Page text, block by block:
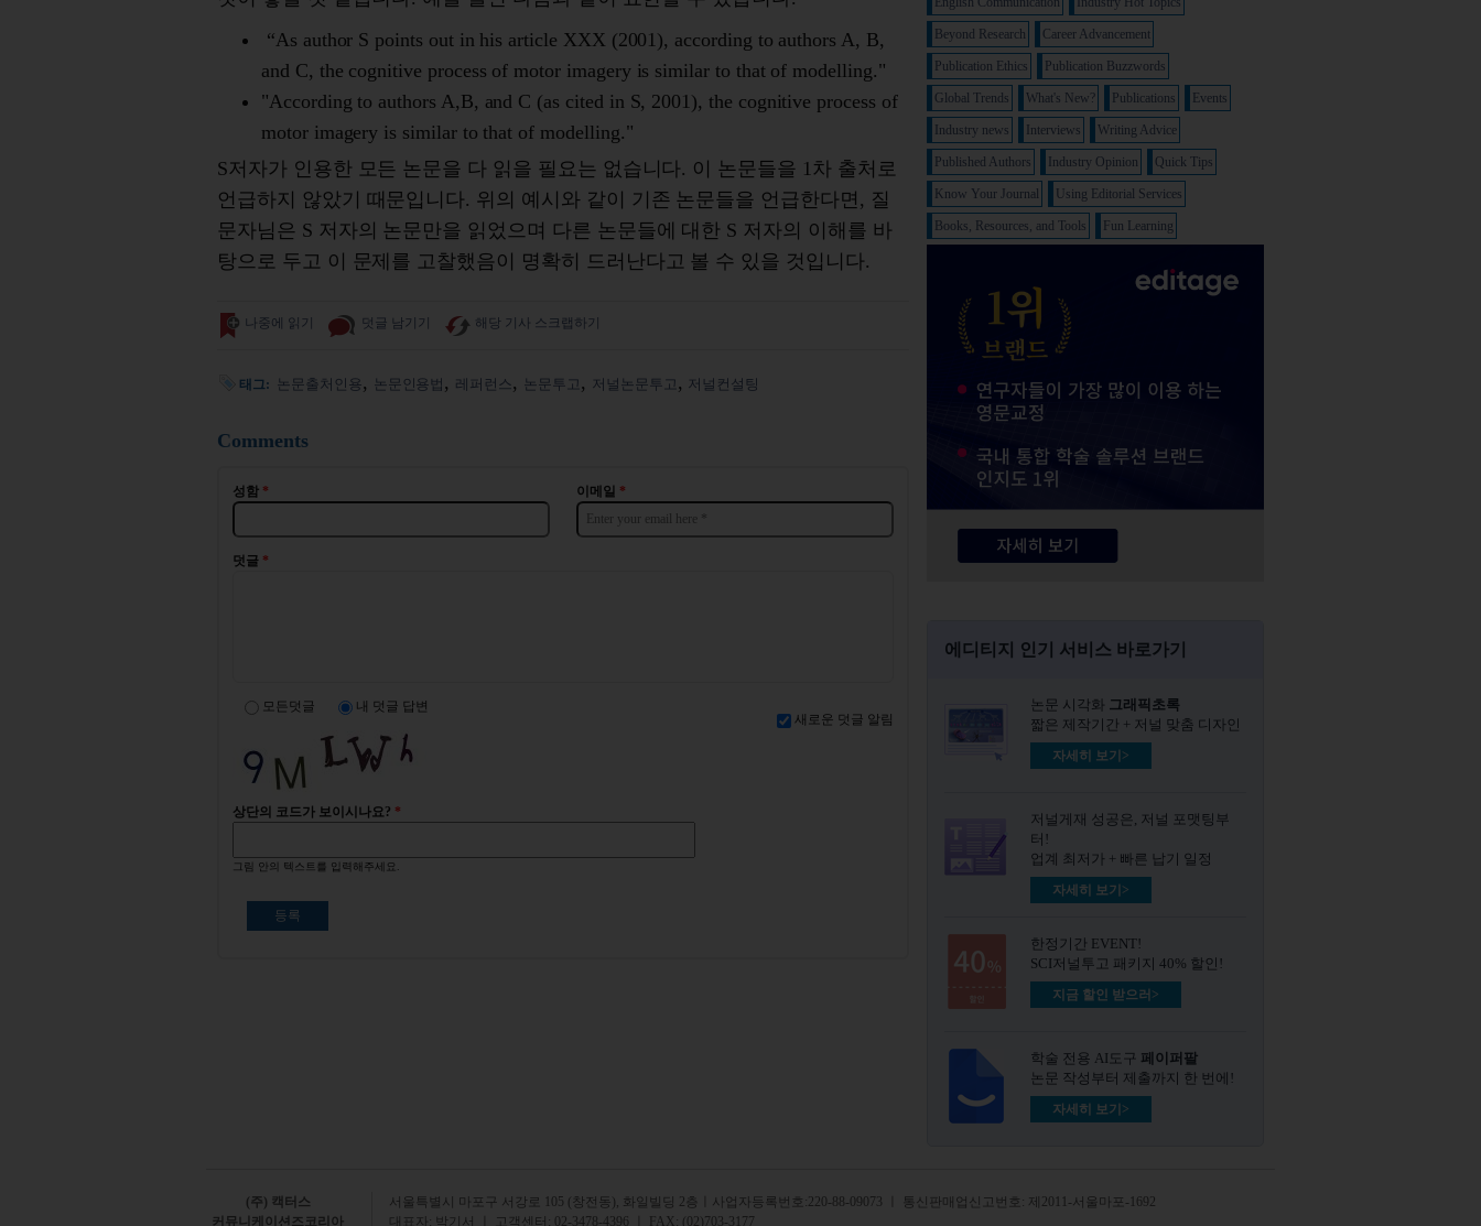
“As author S points out in his article XXX (2001), according to authors A, B,
and C, the cognitive process of motor imagery is similar to that of modelling."
"According to authors A,B, and C (as cited in S, 2001), the cognitive process of
motor imagery is similar to that of modelling."
S저자가 인용한 모든 논문을 다 읽을 필요는 없습니다. 이 논문들을 1차 출처로
언급하지 않았기 때문입니다. 위의 예시와 같이 기존 논문들을 언급한다면, 질
문자님은 S 저자의 논문만을 읽었으며 다른 논문들에 대한 S 저자의 이해를 바
탕으로 두고 이 문제를 고찰했음이 명확히 드러난다고 볼 수 있을 것입니다.
나중에 읽기 덧글 남기기 해당 기사 스크랩하기
태그: 논문출처인용 논문인용법 레퍼런스 논문투고 저널논문투고 저널컨설팅
Comments
성함 * 이메일 *
덧글 *
새로운 덧글 알림
모든덧글 내 덧글 답변
상단의 코드가 보이시나요? *
그림 안의 텍스트를 입력해주세요.
Beyond Research Career Advancement
Publication Ethics Publication Buzzwords
Global Trends What's New? Publications Events
Industry news Interviews Writing Advice
Published Authors Industry Opinion Quick Tips
Know Your Journal Using Editorial Services
Books, Resources, and Tools Fun Learning
에디티지 인기 서비스 바로가기
논문 시각화 그래픽초록​
짧은 제작기간 + 저널 맞춤 디자인
자세히 보기>
저널게재 성공은, 저널 포맷팅부
터!
업계 최저가 + 빠른 납기 일정
자세히 보기>
한정기간 EVENT!
SCI저널투고 패키지 40% 할인!
지금 할인 받으러>
학술 전용 AI도구 페이퍼팔
논문 작성부터 제출까지 한 번에!
자세히 보기>
(주) 캑터스
커뮤니케이션즈코리아
서 울특별시 마포구 서강로 105 (창전동), 화일빌딩 2 층
ㅣ사업자등록번호:220-88-09073 ㅣ 통신판매업신고번호: 제2011-서울마포-1692
대표자: 박기서 ㅣ 고객센터: 02-3478-4396 ㅣ FAX: (02)703-3177